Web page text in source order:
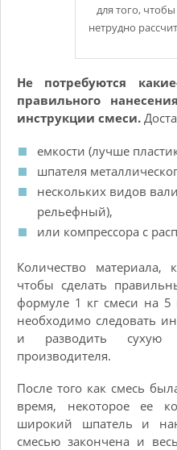
для того,
нетрудно
Не потребуются
правильного
инструкции смеси.
емкости (лучше
шпателя
нескольких видов
рельефный),
или компрессора с
Количество материала,
чтобы сделать
формуле 1 кг смеси на
необходимо следовать
и разводить сухую
производителя.
После того как смесь
время, некоторое ее
широкий шпатель и
смесью закончена и